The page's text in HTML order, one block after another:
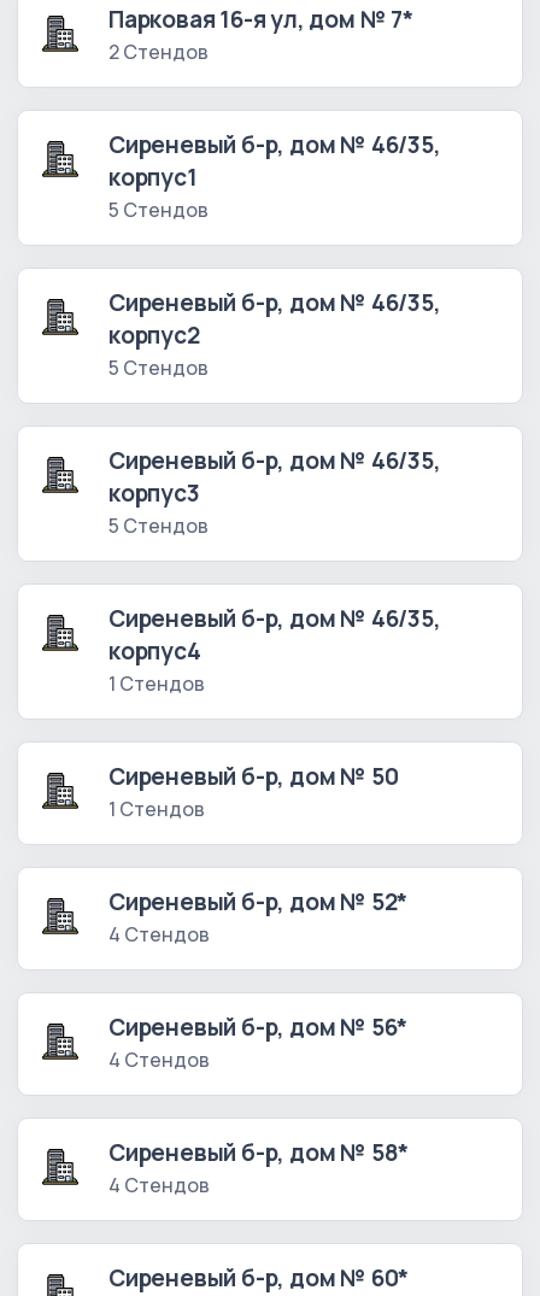
Парковая 16-я ул, дом № 7*
2 Стендов
Сиреневый б-р, дом № 46/35,
корпус1
5 Стендов
Сиреневый б-р, дом № 46/35,
корпус2
5 Стендов
Сиреневый б-р, дом № 46/35,
корпус3
5 Стендов
Сиреневый б-р, дом № 46/35,
корпус4
1 Стендов
Сиреневый б-р, дом № 50
1 Стендов
Сиреневый б-р, дом № 52*
4 Стендов
Сиреневый б-р, дом № 56*
4 Стендов
Сиреневый б-р, дом № 58*
4 Стендов
Сиреневый б-р, дом № 60*